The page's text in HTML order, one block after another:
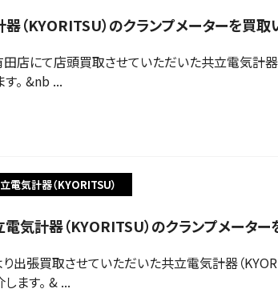
（KYORITSU）のクランプメーターを買取
店にて店頭買取させていただいた共立電気計器
。 &nb ...
電気計器（KYORITSU）
気計器（KYORITSU）のクランプメーター
出張買取させていただいた共立電気計器（
ます。 & ...